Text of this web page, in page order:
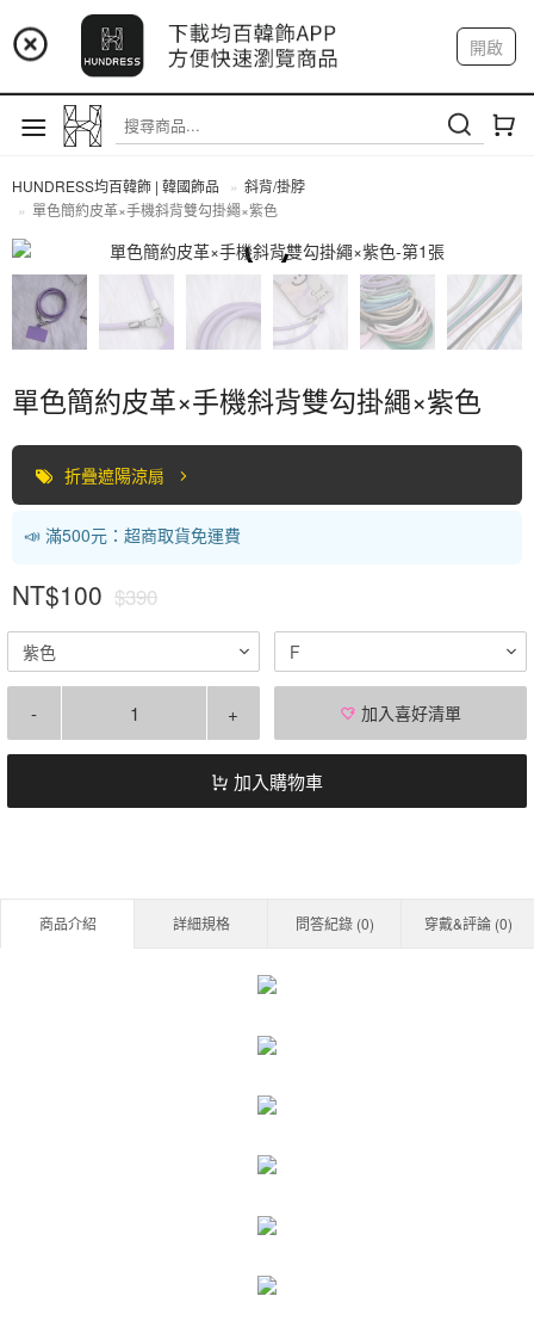
📢 市集預告：9/4-9/6 淡水捷運站
📢 市集預告：9/12-9/13 八里海巡基地
📢 市集預告：8/22-8/23 桃園青埔置地廣場
開啟
註冊 我的帳戶
HUNDRESS均百韓飾 | 韓國飾品
斜背/掛脖
單色簡約皮革×手機斜背雙勾掛繩×紫色
斜背/掛脖
單色簡約皮革×手機斜背雙勾掛繩×紫色
折疊遮陽涼扇
📣 滿500元：超商取貨免運費
NT$100 $390
紫色 F
- + 加入喜好清單
加入購物車
商品介紹 詳細規格 問答紀錄 (0) 穿戴&評論 (0)